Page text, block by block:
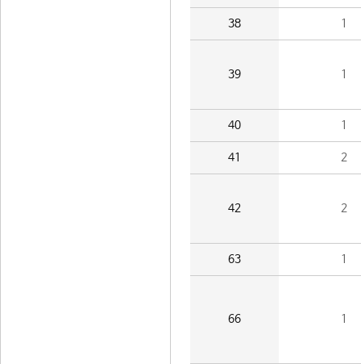
38 1
39 1
40 1
41 2
42 2
63 1
66 1